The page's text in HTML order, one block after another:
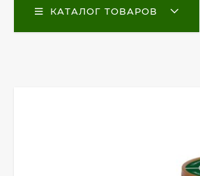
КАТАЛОГ ТОВАРОВ